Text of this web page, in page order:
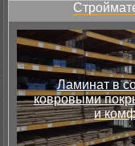
Ламинат в
ковровыми
и